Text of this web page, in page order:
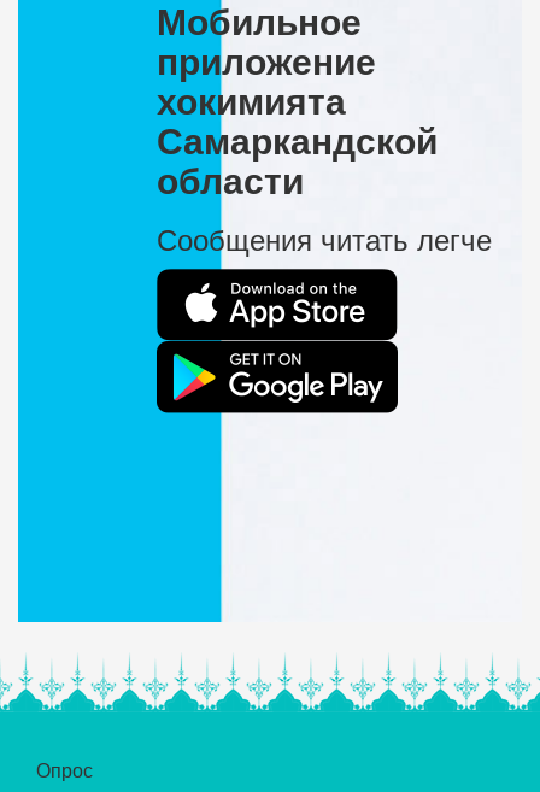
Мобильное
приложение
хокимията
Самаркандской
области
Сообщения читать легче
Опрос